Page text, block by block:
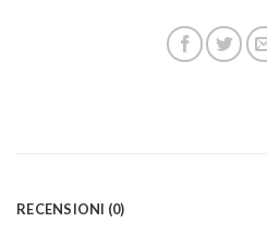
RECENSIONI (0)